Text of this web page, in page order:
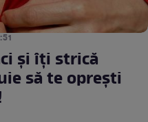
și îți strică
să te oprești